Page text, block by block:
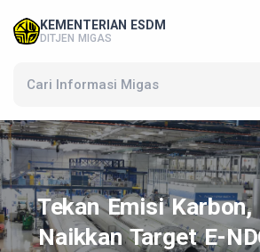
KEMENTERIAN ESDM
DITJEN MIGAS
Tekan Emisi
Naikkan Target E-